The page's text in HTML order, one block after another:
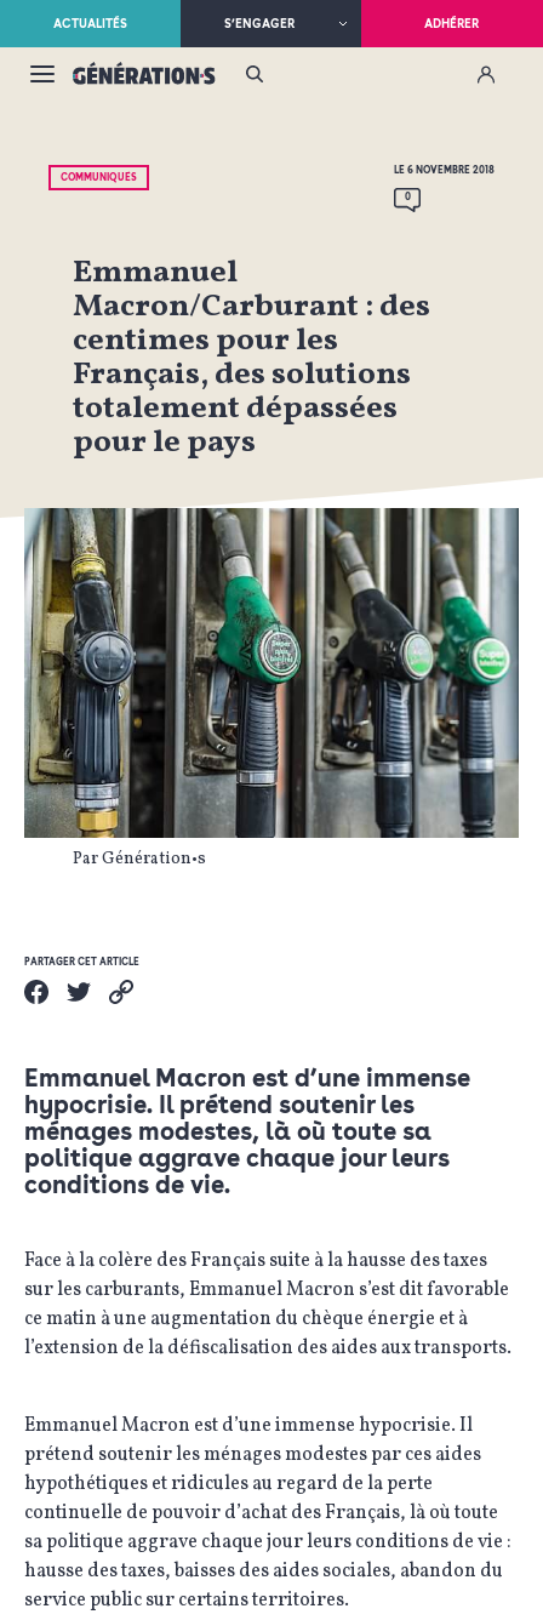
ACTUALITÉS S’ENGAGER ADHÉRER
COMMUNIQUÉS
LE 6 NOVEMBRE 2018
0
Emmanuel
Macron/Carburant : des
centimes pour les
Français, des solutions
totalement dépassées
pour le pays
Par Génération•s
PARTAGER CET ARTICLE
Emmanuel Macron est d’une immense
hypocrisie. Il prétend soutenir les
ménages modestes, là où toute sa
politique aggrave chaque jour leurs
conditions de vie.
Face à la colère des Français suite à la hausse des taxes
sur les carburants, Emmanuel Macron s’est dit favorable
ce matin à une augmentation du chèque énergie et à
l’extension de la défiscalisation des aides aux transports.
Emmanuel Macron est d’une immense hypocrisie. Il
prétend soutenir les ménages modestes par ces aides
hypothétiques et ridicules au regard de la perte
continuelle de pouvoir d’achat des Français, là où toute
sa politique aggrave chaque jour leurs conditions de vie :
hausse des taxes, baisses des aides sociales, abandon du
service public sur certains territoires.